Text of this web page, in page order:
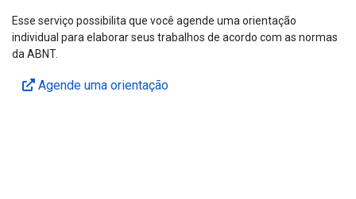
Esse serviço possibilita que você agende uma orientação
individual para elaborar seus trabalhos de acordo com as normas
da ABNT.
Agende uma orientação